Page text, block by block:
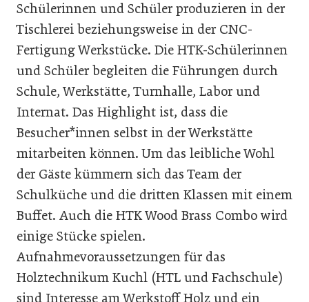
Schülerinnen und Schüler produzieren in der
Tischlerei beziehungsweise in der CNC-
Fertigung Werkstücke. Die HTK-Schülerinnen
und Schüler begleiten die Führungen durch
Schule, Werkstätte, Turnhalle, Labor und
Internat. Das Highlight ist, dass die
Besucher*innen selbst in der Werkstätte
mitarbeiten können. Um das leibliche Wohl
der Gäste kümmern sich das Team der
Schulküche und die dritten Klassen mit einem
Buffet. Auch die HTK Wood Brass Combo wird
einige Stücke spielen.
Aufnahmevoraussetzungen für das
Holztechnikum Kuchl (HTL und Fachschule)
sind Interesse am Werkstoff Holz und ein